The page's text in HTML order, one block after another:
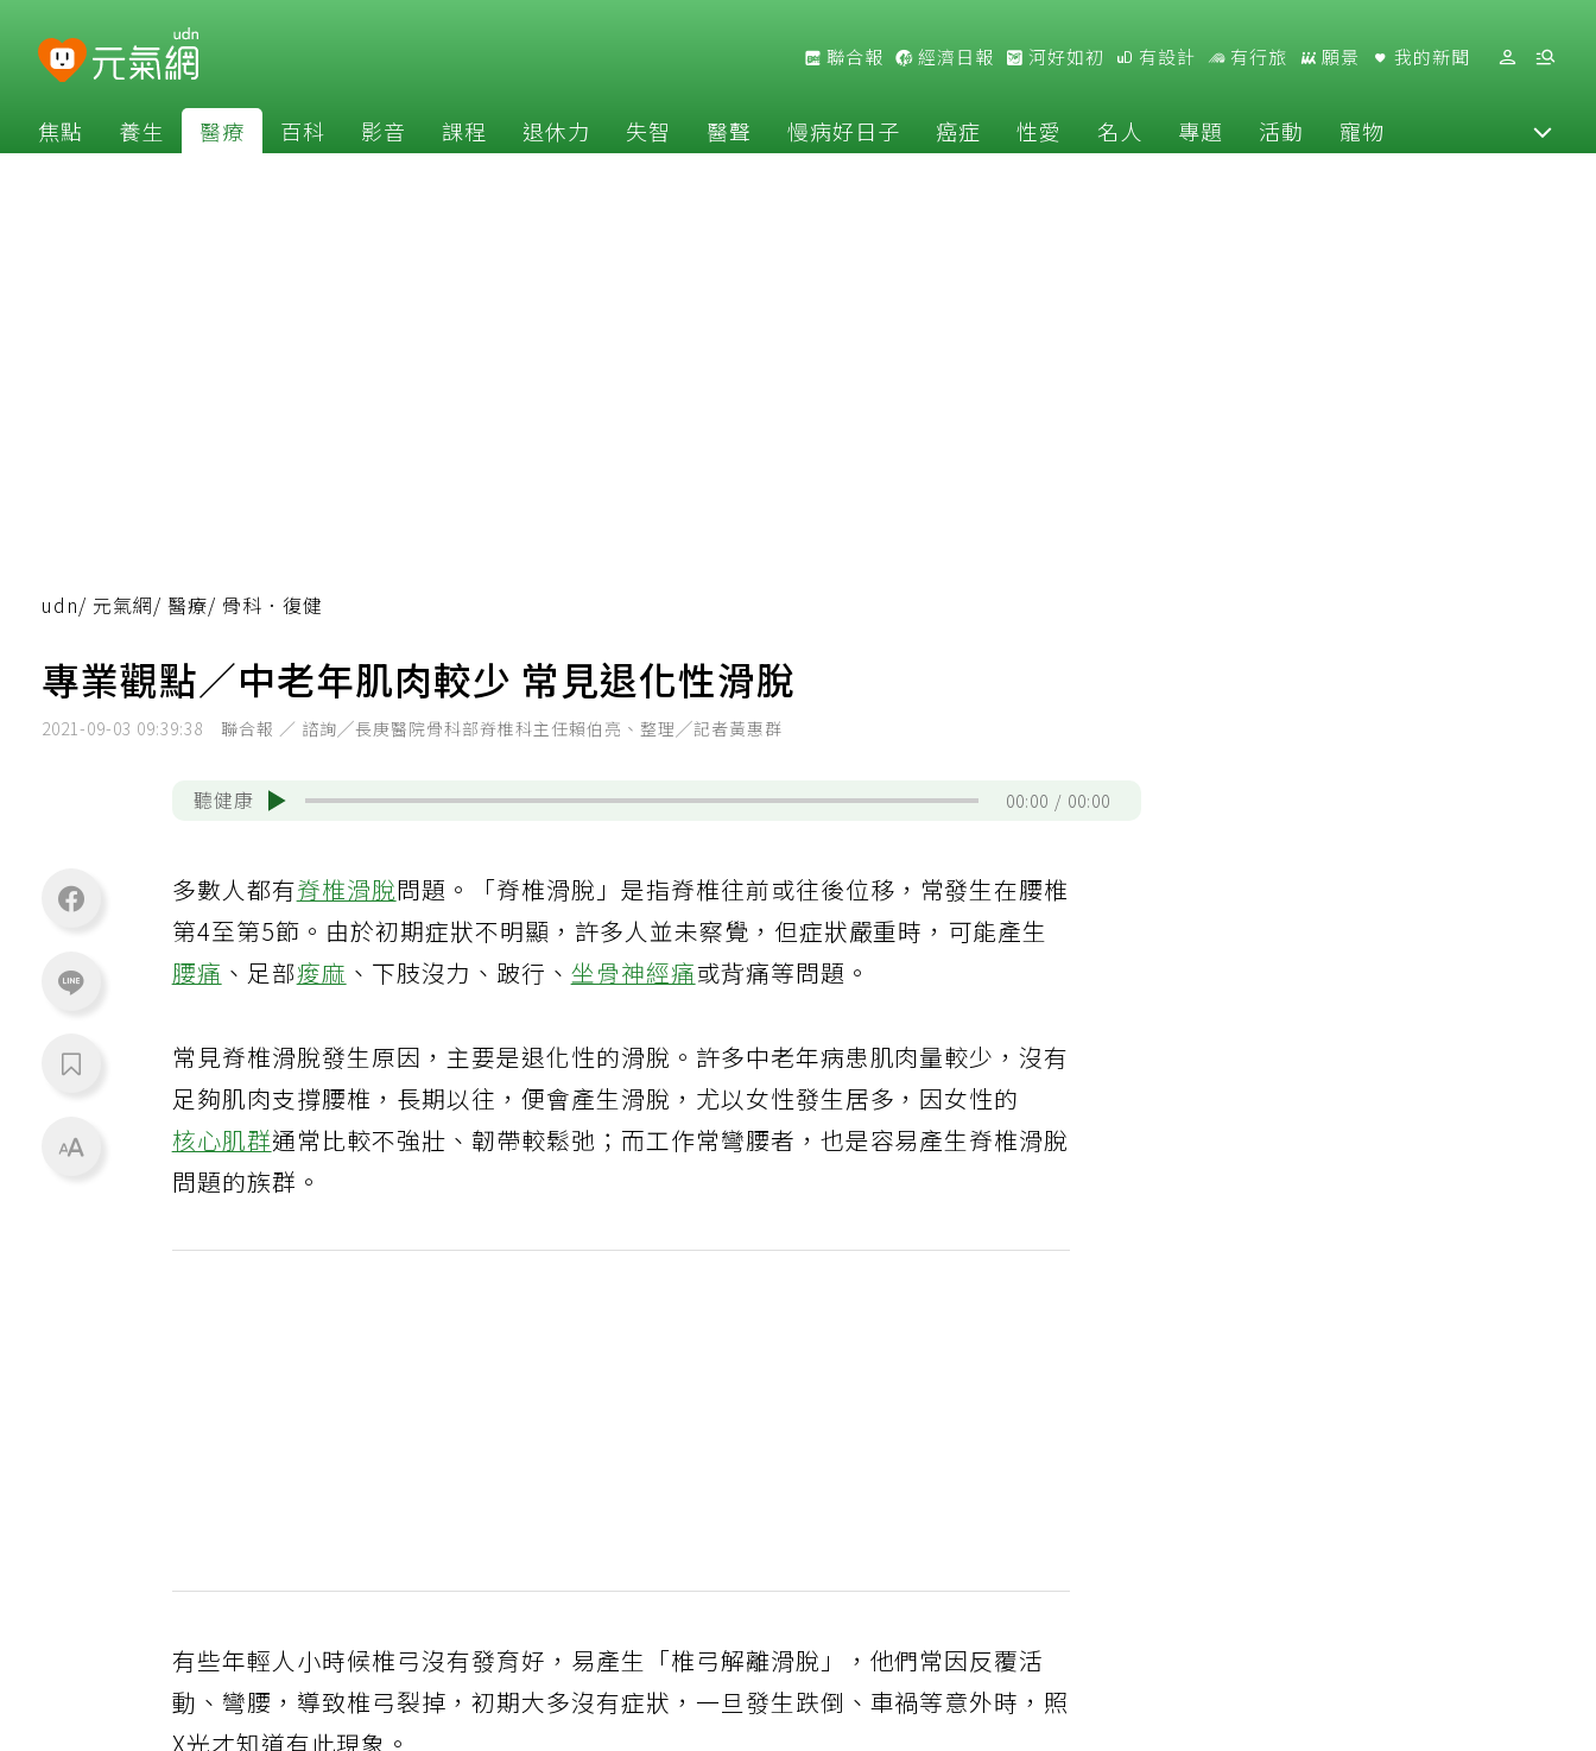
聯合報 經濟日報 河好如初 有設計 有行旅 願景 我的新聞
焦點 養生 醫療 百科 影音 課程 退休力 失智 醫聲 慢病好日子 癌症 性愛 名人 專題 活動 寵物
udn/ 元氣網/ 醫療/ 骨科．復健
專業觀點／中老年肌肉較少 常見退化性滑脫
2021-09-03 09:39:38 聯合報 ／ 諮詢╱長庚醫院骨科部脊椎科主任賴伯亮、整理╱記者黃惠群
聽健康 00:00 / 00:00
多數人都有脊椎滑脫問題。「脊椎滑脫」是指脊椎往前或往後位移，常發生在腰椎
第4至第5節。由於初期症狀不明顯，許多人並未察覺，但症狀嚴重時，可能產生
腰痛 、足部痠麻 、下肢沒力、跛行、坐骨神經痛或背痛等問題。
常見脊椎滑脫發生原因，主要是退化性的滑脫。許多中老年病患肌肉量較少，沒有
足夠肌肉支撐腰椎，長期以往，便會產生滑脫，尤以女性發生居多，因女性的
核心肌群通常比較不強壯、韌帶較鬆弛；而工作常彎腰者，也是容易產生脊椎滑脫
問題的族群。
有些年輕人小時候椎弓沒有發育好，易產生「椎弓解離滑脫」，他們常因反覆活
動、彎腰，導致椎弓裂掉，初期大多沒有症狀，一旦發生跌倒、車禍等意外時，照